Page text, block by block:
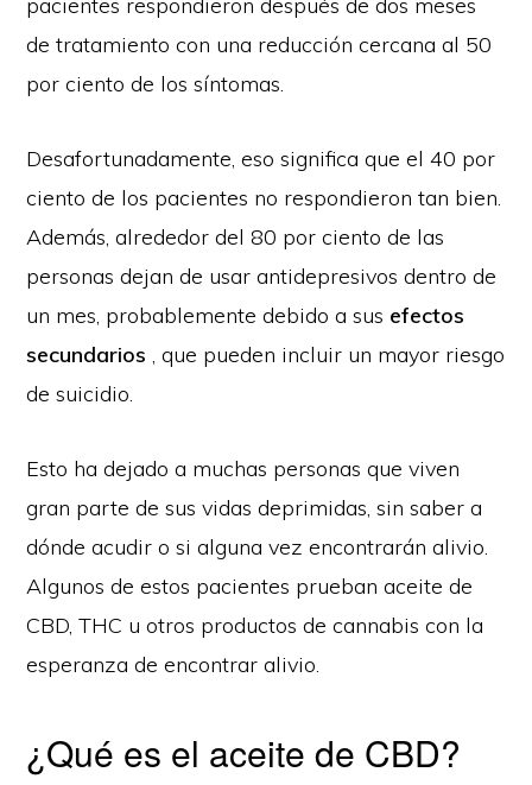
de tratamiento con una reducción cercana al 50
por ciento de los síntomas.
Desafortunadamente, eso significa que el 40 por
ciento de los pacientes no respondieron tan bien.
Además, alrededor del 80 por ciento de las
personas dejan de usar antidepresivos dentro de
un mes, probablemente debido a sus efectos
secundarios , que pueden incluir un mayor riesgo
de suicidio.
Esto ha dejado a muchas personas que viven
gran parte de sus vidas deprimidas, sin saber a
dónde acudir o si alguna vez encontrarán alivio.
Algunos de estos pacientes prueban aceite de
CBD, THC u otros productos de cannabis con la
esperanza de encontrar alivio.
¿Qué es el aceite de CBD?